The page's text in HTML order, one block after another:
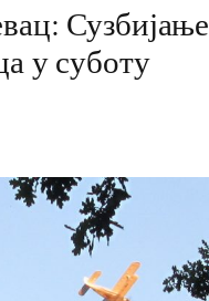
Сузбијање
у суботу